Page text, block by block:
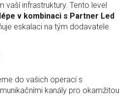
infrastruktury. Tento level
v kombinaci s Partner Led
eskalaci na tým dodavatele.
do vašich operací s
kanály pro okamžitou